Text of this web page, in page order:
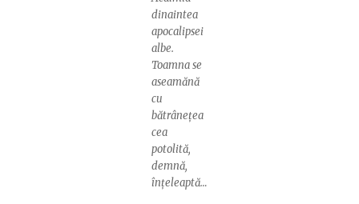
dinaintea
apocalipsei
albe.
Toamna se
aseamănă
cu
bătrânețea
cea
potolită,
demnă,
înțeleaptă…